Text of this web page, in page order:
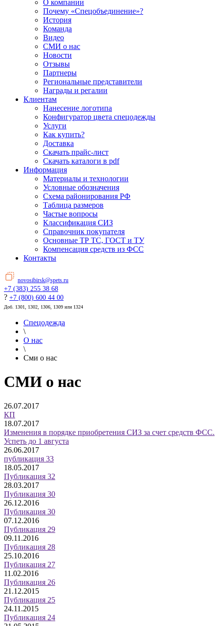
О компании
Почему «Спецобъединение»?
История
Команда
Видео
СМИ о нас
Новости
Отзывы
Партнеры
Региональные представители
Награды и регалии
Клиентам
Нанесение логотипа
Конфигуратор цвета спецодежды
Услуги
Как купить?
Доставка
Скачать прайс-лист
Скачать каталоги в pdf
Информация
Материалы и технологии
Условные обозначения
Схема районирования РФ
Таблица размеров
Частые вопросы
Классификация СИЗ
Справочник покупателя
Основные ТР ТС, ГОСТ и ТУ
Компенсация средств из ФСС
Контакты
novosibirsk@spets.ru
+7 (383) 255 38 68
? +7 (800) 600 44 00
Доб. 1301, 1302, 1306, 1309 или 1324
Спецодежда
\
О нас
\
Сми о нас
СМИ о нас
26.07.2017
КП
18.07.2017
Изменения в порядке приобретения СИЗ за счет средств ФСС.
Успеть до 1 августа
26.06.2017
публикация 33
18.05.2017
Публикация 32
28.03.2017
Публикация 30
26.12.2016
Публикация 30
07.12.2016
Публикация 29
09.11.2016
Публикация 28
25.10.2016
Публикация 27
11.02.2016
Публикация 26
21.12.2015
Публикация 25
24.11.2015
Публикация 24